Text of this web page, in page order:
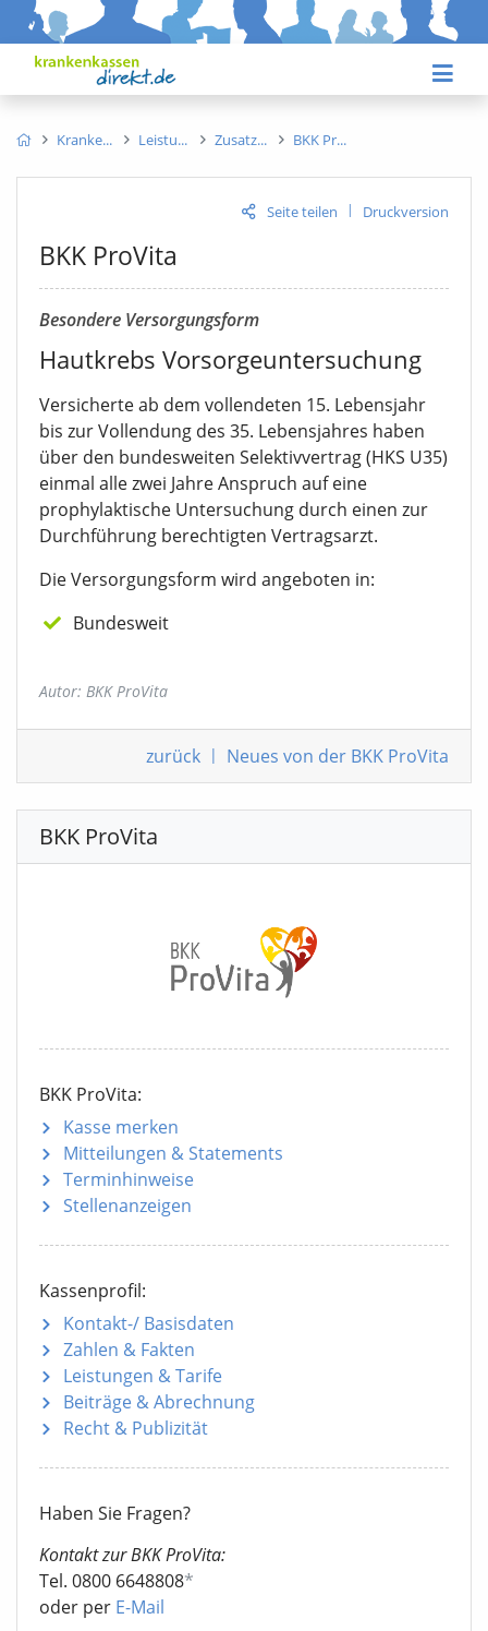
Kranke Leistu Zusatz BKK Pr
Seite teilen | Druckversion
BKK ProVita
Besondere Versorgungsform
Hautkrebs Vorsorgeuntersuchung
Versicherte ab dem vollendeten 15. Lebensjahr
bis zur Vollendung des 35. Lebensjahres haben
über den bundesweiten Selektivvertrag (HKS U35)
einmal alle zwei Jahre Anspruch auf eine
prophylaktische Untersuchung durch einen zur
Durchführung berechtigten Vertragsarzt.
Die Versorgungsform wird angeboten in:
Bundesweit
Autor: BKK ProVita
zurück | Neues von der BKK ProVita
BKK ProVita
BKK ProVita:
Kasse merken
Mitteilungen & Statements
Terminhinweise
Stellenanzeigen
Kassenprofil:
Kontakt-/ Basisdaten
Zahlen & Fakten
Leistungen & Tarife
Beiträge & Abrechnung
Recht & Publizität
Haben Sie Fragen?
Kontakt zur BKK ProVita:
Tel. 0800 6648808*
oder per E-Mail